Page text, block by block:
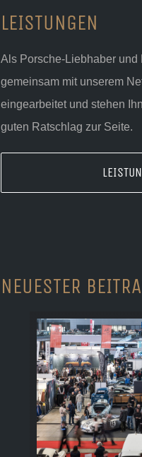
LEISTUNGEN
Als Porsche-Liebhaber und
gemeinsam mit unserem
eingearbeitet und stehen
guten Ratschlag zur Seite.
NEUESTER